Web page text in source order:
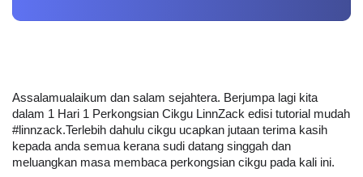
Assalamualaikum dan salam sejahtera. Berjumpa lagi kita
dalam 1 Hari 1 Perkongsian Cikgu LinnZack edisi tutorial mudah
#linnzack.Terlebih dahulu cikgu ucapkan jutaan terima kasih
kepada anda semua kerana sudi datang singgah dan
meluangkan masa membaca perkongsian cikgu pada kali ini.